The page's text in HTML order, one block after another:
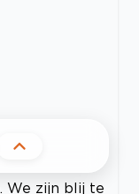
We zijn blij te